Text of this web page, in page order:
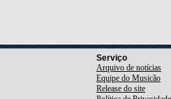
Serviço
Arquivo de notícias
Equipe do Musicão
Release do site